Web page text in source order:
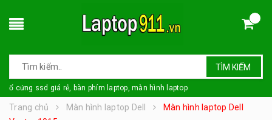
TÌM KIẾM
ổ cứng ssd giá rẻ, bàn phím laptop, màn hình laptop
Trang chủ Màn hình laptop Dell
Màn hình laptop Dell